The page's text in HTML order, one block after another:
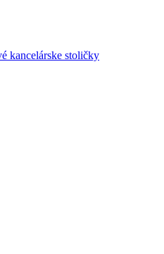
kancelárske stoličky